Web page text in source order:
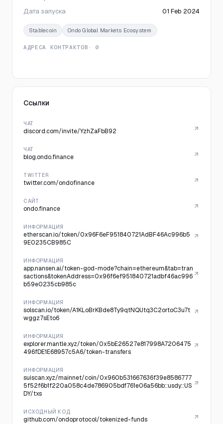
Дата запуска
01 Feb 2024
Stablecoin Ondo Global Markets Ecosystem
АДРЕСА КОНТРАКТОВ · 0
Ссылки
ЧАТ
discord.com/invite/YzhZaFbB92
ЧАТ
blog.ondo.finance
TWITTER
twitter.com/ondofinance
САЙТ
ondo.finance
ИНФОРМАЦИЯ
etherscan.io/token/0x96F6eF951840721AdBF46Ac996b5
9E0235CB985C
ИНФОРМАЦИЯ
app.nansen.ai/token-god-mode?chain=ethereum&tab=tran
sactions&tokenAddress=0x96f6ef951840721adbf46ac996
b59e0235cb985c
ИНФОРМАЦИЯ
solscan.io/token/A1KLoBrKBde8Ty9qtNQUtq3C2ortoC3u7t
wggz7sEto6
ИНФОРМАЦИЯ
explorer.mantle.xyz/token/0x5bE26527e817998A7206475
496fDE1E68957c5A6/token-transfers
ИНФОРМАЦИЯ
suiscan.xyz/mainnet/coin/0x960b531667636f39e8586777
5f52f6b1f220a058c4de786905bdf761e06a56bb::usdy::US
DY/txs
ИСХОДНЫЙ КОД
github.com/ondoprotocol/tokenized-funds